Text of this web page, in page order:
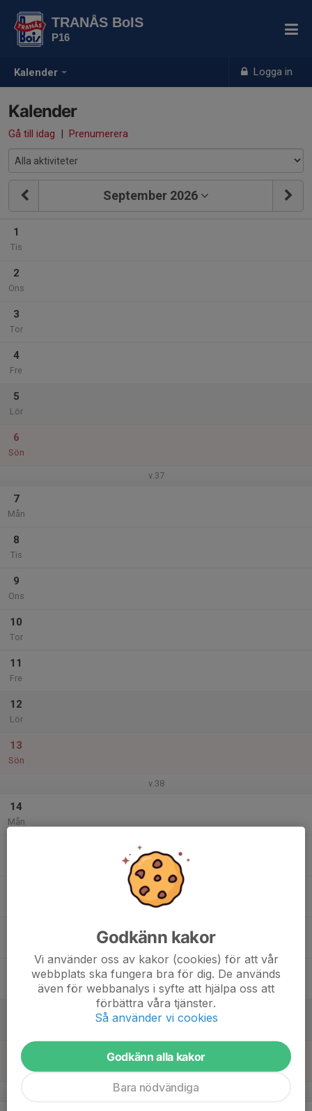
Kalender Logga in
TRANÅS BoIS
P16
Kalender
Gå till idag | Prenumerera
September 2026
1
Tis
2
Ons
3
Tor
4
Fre
5
Lör
6
Sön
v.37
7
Mån
8
Tis
9
Ons
10
Tor
11
Fre
12
Lör
13
Sön
v.38
14
Mån
20
Sön
v.39
Godkänn kakor
Vi använder oss av kakor (cookies) för att vår
webbplats ska fungera bra för dig. De används
även för webbanalys i syfte att hjälpa oss att
förbättra våra tjänster.
Så använder vi cookies
Godkänn alla kakor
Bara nödvändiga